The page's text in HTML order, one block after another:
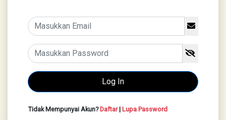
Tidak Mempunyai Akun?Daftar| Lupa Password